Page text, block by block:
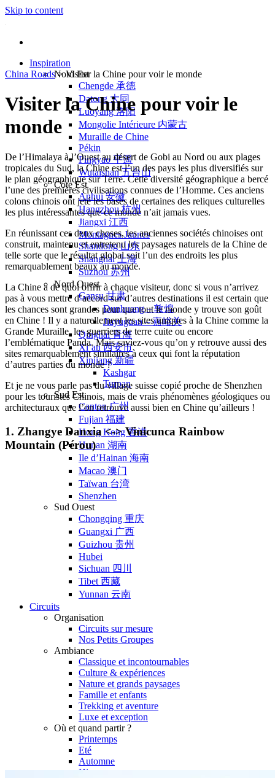
Skip to content
Inspiration
Nord Est
Chengde 承德
Datong 大同
Luoyang 洛阳
Mongolie Intérieure 内蒙古
Muraille de Chine
Pékin
Pingyao 平遥
Wutaishan 五台山
Côte Est
Anhui 安徽
Hangzhou 杭州
Jiangxi 江西
Montagnes Jaunes
Shandong 山东
Shanghai 上海
Suzhou 苏州
Nord Ouest
Gansu 甘肃
Dunhuang – 敦煌
Jiayuguan – 嘉峪关
Qinghai 青海
Xi’an 西安市
Xinjiang 新疆
Kashgar
Turpan
Sud Est
Canton 广州
Fujian 福建
Hong Kong 香港
Hunan 湖南
Ile d’Hainan 海南
Macao 澳门
Taïwan 台湾
Shenzhen
Sud Ouest
Chongqing 重庆
Guangxi 广西
Guizhou 贵州
Hubei
Sichuan 四川
Tibet 西藏
Yunnan 云南
Circuits
Organisation
Circuits sur mesure
Nos Petits Groupes
Ambiance
Classique et incontournables
Culture & expériences
Nature et grands paysages
Famille et enfants
Trekking et aventure
Luxe et exception
Où et quand partir ?
Printemps
Eté
Automne
Hiver
China Roads > Visiter la Chine pour voir le monde
Visiter la Chine pour voir le
monde
De l’Himalaya à l’Ouest au désert de Gobi au Nord ou aux plages
tropicales du Sud, la Chine est l’un des pays les plus diversifiés sur
le plan géographique sur Terre. Cette diversité géographique a bercé
l’une des premières civilisations connues de l’Homme. Ces anciens
colons chinois ont jeté les bases de certaines des reliques culturelles
les plus intéressantes que ce monde n’ait jamais vues.
En réunissant ces deux choses, les anciennes sociétés chinoises ont
construit, maintenu et entretenu les paysages naturels de la Chine de
telle sorte que le résultat global soit l’un des endroits les plus
remarquablement beaux au monde.
La Chine a de quoi offrir à chaque visiteur, donc si vous n’arrivez
pas à vous mettre d’accord sur d’autres destinations il est certain que
les chances sont grandes pour que tout le monde y trouve son goût
en Chine ! Il y a naturellement les sites uniques à la Chine comme la
Grande Muraille, les guerriers de terre cuite ou encore
l’emblématique Panda. Mais saviez-vous qu’on y retrouve aussi des
sites remarquablement similaires à ceux qui font la réputation
d’autres parties du monde ?
Et je ne vous parle pas du village suisse copié proche de Shenzhen
pour les touristes Chinois, mais de vrais phénomènes géologiques ou
architecturaux que l’on retrouve aussi bien en Chine qu’ailleurs !
1. Zhangye Danxia <-> Vinicunca Rainbow
Mountain (Pérou)